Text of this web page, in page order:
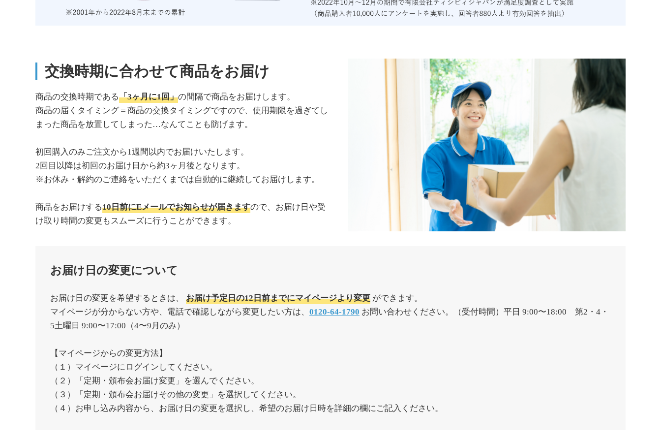
交換時期に合わせて商品をお届け
商品の交換時期である「3ヶ月に1回」の間隔で商品をお届けします。
商品の届くタイミング＝商品の交換タイミングですので、使用期限を過ぎてし
まった商品を放置してしまった…なんてことも防げます。
初回購入のみご注文から1週間以内でお届けいたします。
2回目以降は初回のお届け日から約3ヶ月後となります。
※お休み・解約のご連絡をいただくまでは自動的に継続してお届けします。
商品をお届けする10日前にEメールでお知らせが届きますので、お届け日や受
け取り時間の変更もスムーズに行うことができます。
お届け日の変更について
お届け日の変更を希望するときは、 お届け予定日の12日前までにマイページより変更 ができます。
マイページが分からない方や、電話で確認しながら変更したい方は、 0120-64-1790 お問い合わせください。（受付時間）平日 9:00〜18:00 第2・4・
5土曜日 9:00〜17:00（4〜9月のみ）
【マイページからの変更方法】
（１）マイページにログインしてください。
（２）「定期・頒布会お届け変更」を選んでください。
（３）「定期・頒布会お届けその他の変更」を選択してください。
（４）お申し込み内容から、お届け日の変更を選択し、希望のお届け日時を詳細の欄にご記入ください。